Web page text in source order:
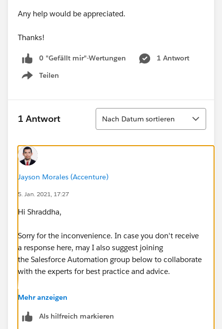
Any help would be appreciated.
Thanks!
0 "Gefällt mir"-Wertungen
1 Antwort
Teilen
Show menu
1 Antwort
Sortieren
Nach Datum sortieren
Jayson Morales (Accenture)
5. Jan. 2021, 17:27
Hi Shraddha,
Sorry for the inconvenience. In case you don't receive
a response here, may I also suggest joining
the Salesforce Automation group below to collaborate
with the experts for best practice and advice.
https://trailblazers.salesforce.com/_ui/core/chatter/
Mehr anzeigen
Als hilfreich markieren